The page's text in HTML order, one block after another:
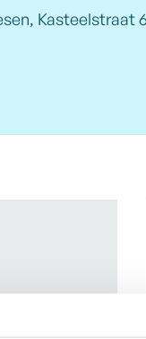
Kasteelstraat